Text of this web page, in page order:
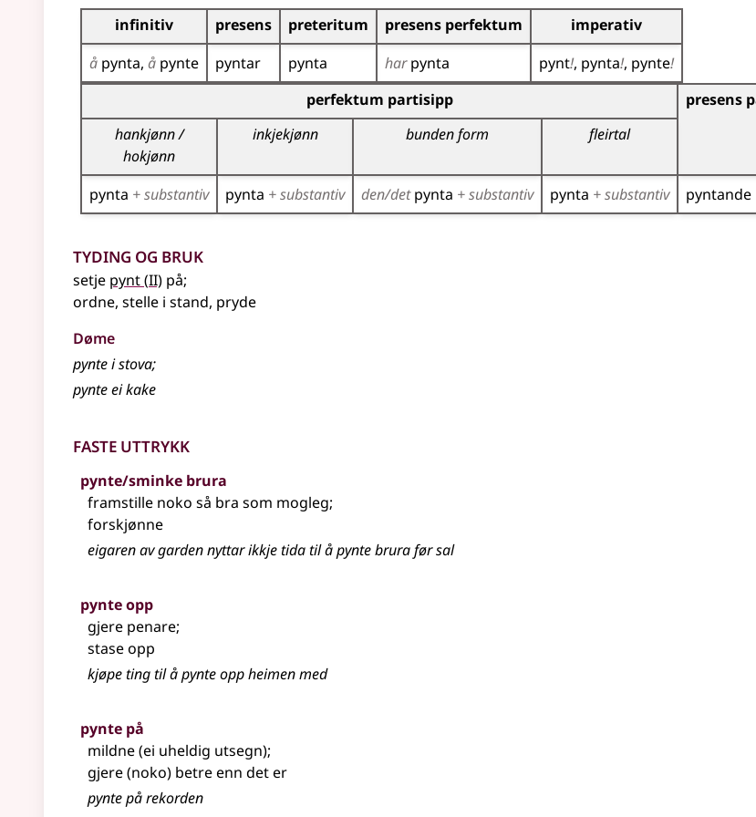
Bøyningstabell for dette verbet
infinitiv presens preteritum presens perfektum
imperativ
å pynta å pynte pyntar pynta harpynta pynt! pynta! pynte!
Bøyningstabell for dette verbet (partisippformer)
perfektum partisipp
presens
hankjønn /
hokjønn
inkjekjønn bunden form fleirtal
pynta + substantiv pynta + substantiv den/detpynta + substantiv pynta + substantiv pyntande
Tyding og bruk
setje pynt(2
II) på;
ordne, stelle i stand, pryde
Døme
pynte i stova;
pynte ei kake
Faste uttrykk
pynte/sminke brura
framstille noko så bra som mogleg;
forskjønne
eigaren av garden nyttar ikkje tida til å pynte brura før sal
pynte opp
gjere penare;
stase opp
kjøpe ting til å pynte opp heimen med
pynte på
mildne (ei uheldig utsegn);
gjere (noko) betre enn det er
pynte på rekorden